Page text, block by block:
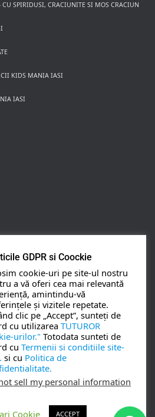
CU SPIRIDUSI, CRACIUNITE SI MOS CRACIUN
KIDS MANIA IASI
IASI
COPII NUNTA SI BOTEZ
MOȚ
GDPR si Coockie
cookie-uri pe site-ul nostru
a vă oferi cea mai relevantă
amintindu-vă
și vizitele repetate.
clic pe „Accept”, sunteți de
cu utilizarea TUTUROR
urilor." Totodata sunteti de
cu Termenii si conditiile site-
si cu Politica de
sell my personal information
Cookie
ACCEPT
serviciile.